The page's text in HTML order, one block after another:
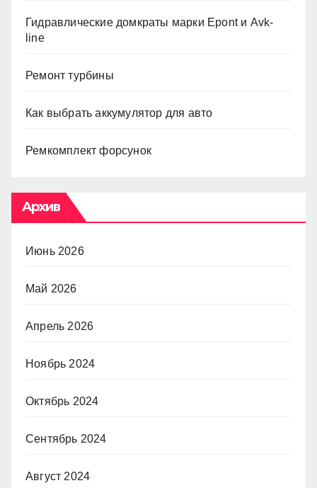
Гидравлические домкраты марки Epont и Avk-
line
Ремонт турбины
Как выбрать аккумулятор для авто
Ремкомплект форсунок
Архив
Июнь 2026
Май 2026
Апрель 2026
Ноябрь 2024
Октябрь 2024
Сентябрь 2024
Август 2024